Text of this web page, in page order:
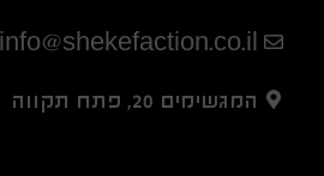
info@shekefaction.co.il
המגשימים 20, פתח תקווה